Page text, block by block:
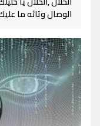
الوصال وتائه ما